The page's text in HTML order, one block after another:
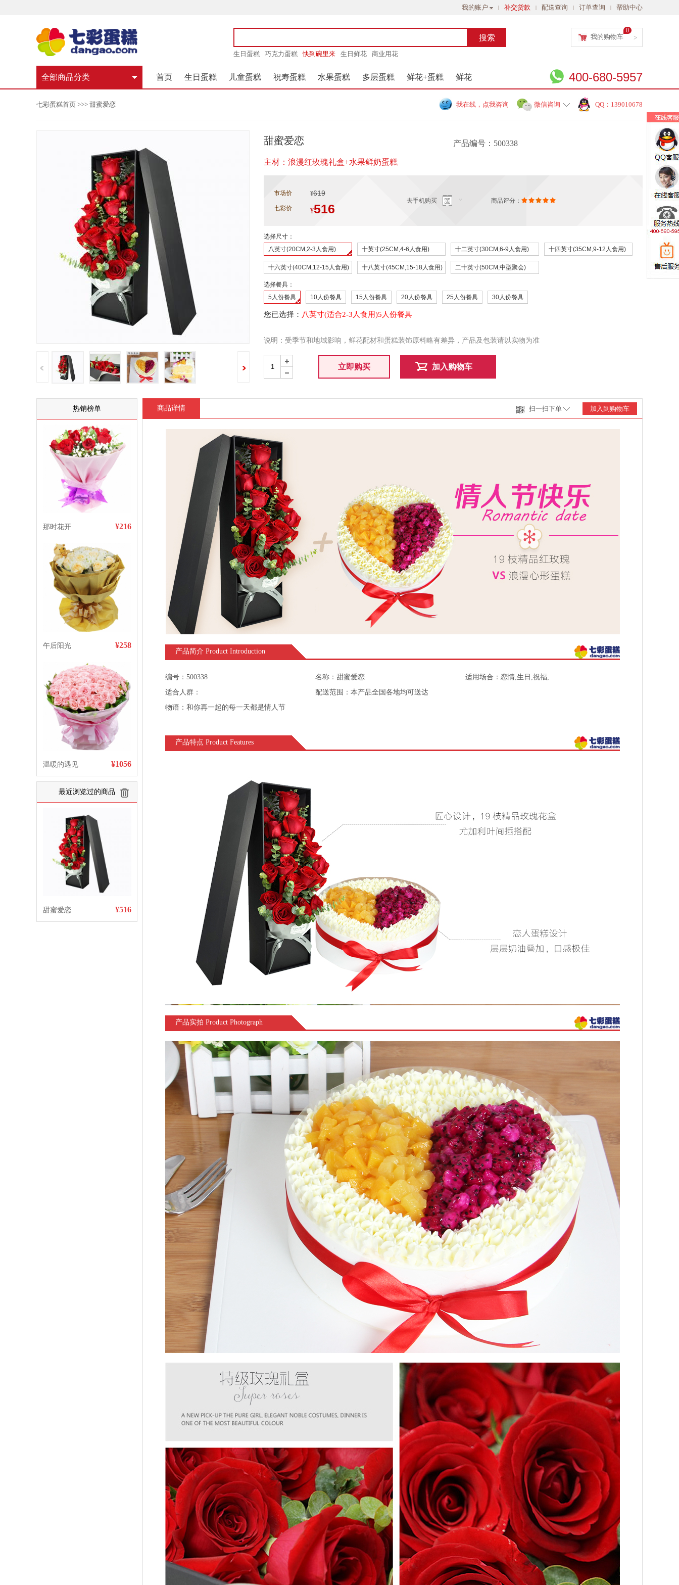
我的账户 | 补交货款 | 配送查询 | 订单查询 | 帮助中心
生日蛋糕 巧克力蛋糕 快到碗里来 生日鲜花 商业用花
我的购物车
0
>
全部商品分类 首页 生日蛋糕 儿童蛋糕 祝寿蛋糕 水果蛋糕 多层蛋糕 鲜花+蛋糕 鲜花 400-680-5957
七彩蛋糕首页 >>> 甜蜜爱恋 QQ：139010678
微信咨询
我在线，点我咨询
甜蜜爱恋 产品编号：500338
主材：浪漫红玫瑰礼盒+水果鲜奶蛋糕
市场价 ¥619
七彩价 ¥516
去手机购买 商品评分：
选择尺寸：
八英寸(20CM,2-3人食用)
十英寸(25CM,4-6人食用) 十二英寸(30CM,6-9人食用) 十四英寸(35CM,9-12人食用)
十六英寸(40CM,12-15人食用) 十八英寸(45CM,15-18人食用) 二十英寸(50CM,中型聚会)
选择餐具：
5人份餐具
10人份餐具 15人份餐具 20人份餐具 25人份餐具 30人份餐具
您已选择： 八英寸(适合2-3人食用)5人份餐具
说明：受季节和地域影响，鲜花配材和蛋糕装饰原料略有差异，产品及包装请以实物为准
立即购买 加入购物车
热销榜单
那时花开 ¥216
午后阳光 ¥258
温暖的遇见 ¥1056
最近浏览过的商品
甜蜜爱恋 ¥516
商品详情 扫一扫下单 加入到购物车
产品简介 Product Introduction
编号：500338 名称：甜蜜爱恋
适用场合：恋情,生日,祝福,
适合人群：
配送范围：本产品全国各地均可送达
物语：和你再一起的每一天都是情人节
产品特点 Product Features
产品实拍 Product Photograph